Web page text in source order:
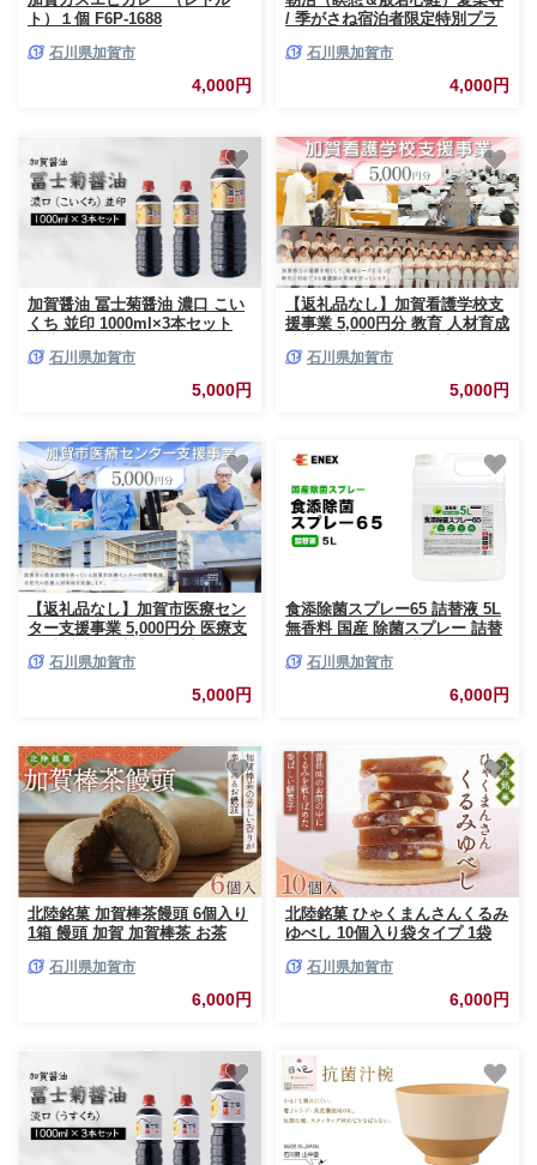
ト）１個 F6P-1688
石川県加賀市
4,000円
/ 季がさね宿泊者限定特別プラ
2628石川県加賀市
4,000円
加賀醤油 冨士菊醤油 濃口 こい
くち 並印 1000ml×3本セット
1L 国産 濃口醤油 旨口醤油 甘口
調味料 かけ醤油 地醤油 ご当地
石川県加賀市
5,000円
【返礼品なし】加賀看護学校支
援事業 5,000円分 教育 人材育成
3133石川県加賀市
5,000円
【返礼品なし】加賀市医療セン
ター支援事業 5,000円分 医療支
石川県 F6P-3141
石川県加賀市
5,000円
食添除菌スプレー65 詰替液 5L
無香料 国産 除菌スプレー 詰替
製剤 食品添加物 日本製 日用品
台所用品 キッチン用品 復興 震
災 コロナ 能登半島地震復興支
石川県加賀市
6,000円
北陸銘菓 加賀棒茶饅頭 6個入り
1箱 饅頭 加賀 加賀棒茶 お茶
石川県加賀市
6,000円
北陸銘菓 ひゃくまんさんくるみ
ゆべし 10個入り袋タイプ 1袋
重餅 菓子 和菓子 お茶菓子 お茶
石川県加賀市
6,000円